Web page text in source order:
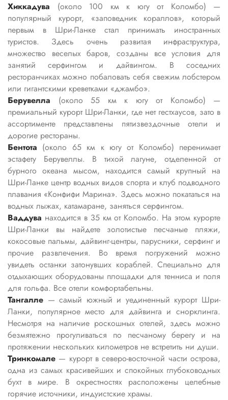
Хиккадува (около 100 км к югу от Коломбо) —
популярный курорт, «заповедник кораллов», который
первым в Шри-Ланке стал принимать иностранных
туристов. Здесь очень развитая инфраструктура,
множество веселых баров, созданы все условия для
занятий серфингом и дайвингом. В соседних
ресторанчиках можно побаловать себя свежим лобстером
или гигантскими креветками «джамбо».
Берувелла (около 55 км к югу от Коломбо) —
премиальный курорт Шри-Ланки, где нет гестхаусов, зато в
ассортименте представлены пятизвездочные отели и
дорогие рестораны.
Бентота (около 65 км к югу от Коломбо) перенимает
эстафету Берувеллы. В тихой лагуне, отделенной от
бурного океана мысом, находится самый крупный на
Шри-Ланке центр водных видов спорта и клуб подводного
плавания «Конфифи Марина». Здесь можно покататься на
водных лыжах, катамаране, заняться серфингом.
Ваддува находится в 35 км от Коломбо. На этом курорте
Шри-Ланки вы найдете золотистые песчаные пляжи,
кокосовые пальмы, дайвинг-центры, парусники, серфинг и
прочие развлечения. Во время погружений можно
увидеть останки затонувших кораблей. Специально для
отдыхающих оборудованы площадки для тенниса и поля
для гольфа. Все отели комфортабельны.
Тангалле — самый южный и уединенный курорт Шри-
Ланки, популярное место для дайвинга и снорклинга.
Несмотря на наличие роскошных отелей, здесь можно
безмятежно прогуливаться по песчаному берегу и на
протяжении нескольких километров не встретить ни души.
Тринкомале — курорт в северо-восточной части острова,
одна из самых красивейших и спокойных глубоководных
бухт в мире. В окрестностях расположены целебные
горячие источники, индуистские храмы.